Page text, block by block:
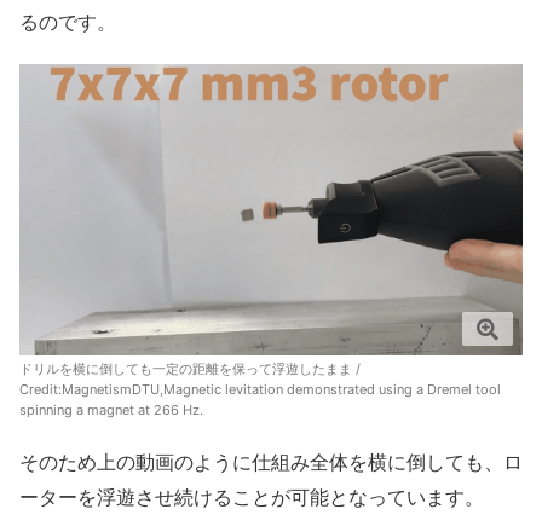
るのです。
ドリルを横に倒しても一定の距離を保って浮遊したまま /
Credit:MagnetismDTU,Magnetic levitation demonstrated using a Dremel tool
spinning a magnet at 266 Hz.
そのため上の動画のように仕組み全体を横に倒しても、ロ
ーターを浮遊させ続けることが可能となっています。